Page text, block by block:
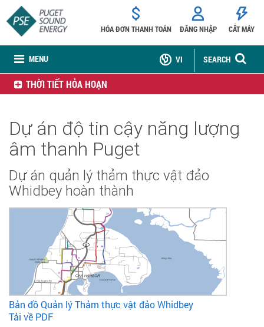
MENU
HÓA ĐƠN THANH TOÁN ĐĂNG NHẬP CẮT MÁY
SEARCH
VI
THỜI TIẾT HỎA HOẠN
Dự án độ tin cậy năng lượng
âm thanh Puget
Dự án quản lý thảm thực vật đảo
Whidbey hoàn thành
Bản đồ Quản lý Thảm thực vật đảo Whidbey
Tải về PDF